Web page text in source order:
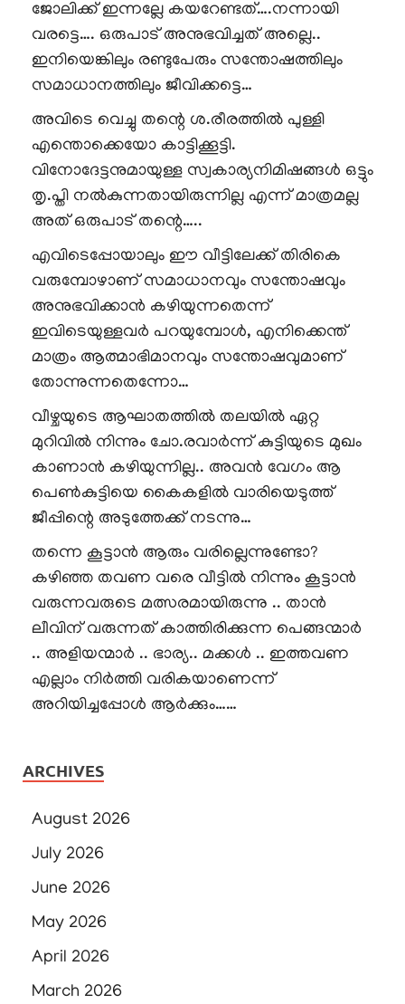
ജോലിക്ക് ഇന്നല്ലേ കയറേണ്ടത്….നന്നായി
വരട്ടെ…. ഒരുപാട് അനുഭവിച്ചത് അല്ലെ..
ഇനിയെങ്കിലും രണ്ടുപേരും സന്തോഷത്തിലും
സമാധാനത്തിലും ജീവിക്കട്ടെ…
അവിടെ വെച്ചു തന്റെ ശ.രീരത്തിൽ പുള്ളി
എന്തൊക്കെയോ കാട്ടിക്കൂട്ടി.
വിനോദേട്ടനുമായുള്ള സ്വകാര്യനിമിഷങ്ങൾ ഒട്ടും
തൃ.പ്തി നൽകുന്നതായിരുന്നില്ല എന്ന് മാത്രമല്ല
അത് ഒരുപാട് തന്റെ…..
എവിടെപ്പോയാലും ഈ വീട്ടിലേക്ക് തിരികെ
വരുമ്പോഴാണ് സമാധാനവും സന്തോഷവും
അനുഭവിക്കാൻ കഴിയുന്നതെന്ന്
ഇവിടെയുള്ളവർ പറയുമ്പോൾ, എനിക്കെന്ത്
മാത്രം ആത്മാഭിമാനവും സന്തോഷവുമാണ്
തോന്നുന്നതെന്നോ…
വീഴ്ചയുടെ ആഘാതത്തിൽ തലയിൽ ഏറ്റ
മുറിവിൽ നിന്നും ചോ.രവാർന്ന് കുട്ടിയുടെ മുഖം
കാണാൻ കഴിയുന്നില്ല.. അവൻ വേഗം ആ
പെൺകുട്ടിയെ കൈകളിൽ വാരിയെടുത്ത്
ജീപ്പിന്റെ അടുത്തേക്ക് നടന്നു…
തന്നെ കൂട്ടാൻ ആരും വരില്ലെന്നുണ്ടോ?
കഴിഞ്ഞ തവണ വരെ വീട്ടിൽ നിന്നും കൂട്ടാൻ
വരുന്നവരുടെ മത്സരമായിരുന്നു .. താൻ
ലീവിന് വരുന്നത് കാത്തിരിക്കുന്ന പെങ്ങന്മാർ
.. അളിയന്മാർ .. ഭാര്യ.. മക്കൾ .. ഇത്തവണ
എല്ലാം നിർത്തി വരികയാണെന്ന്
അറിയിച്ചപ്പോൾ ആർക്കും……
ARCHIVES
August 2026
July 2026
June 2026
May 2026
April 2026
March 2026